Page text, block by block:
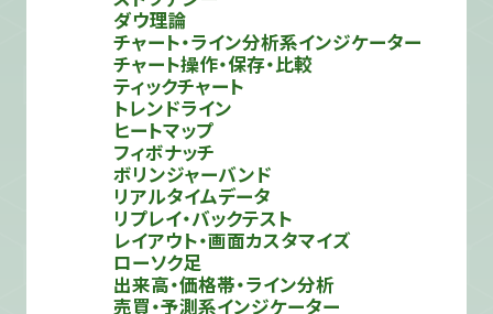
ダウ理論
チャート・ライン分析系インジケーター
チャート操作・保存・比較
ティックチャート
トレンドライン
ヒートマップ
フィボナッチ
ボリンジャーバンド
リアルタイムデータ
リプレイ・バックテスト
レイアウト・画面カスタマイズ
ローソク足
出来高・価格帯・ライン分析
売買・予測系インジケーター